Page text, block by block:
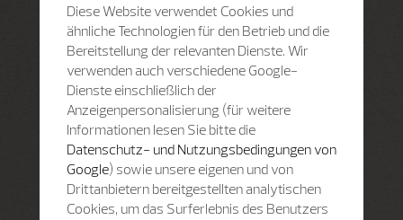
Diese Website verwendet Cookies und
ähnliche Technologien für den Betrieb und die
Bereitstellung der relevanten Dienste. Wir
verwenden auch verschiedene Google-
Dienste einschließlich der
Anzeigenpersonalisierung (für weitere
Informationen lesen Sie bitte die
Datenschutz- und Nutzungsbedingungen von
Google) sowie unsere eigenen und von
Drittanbietern bereitgestellten analytischen
Cookies, um das Surferlebnis des Benutzers